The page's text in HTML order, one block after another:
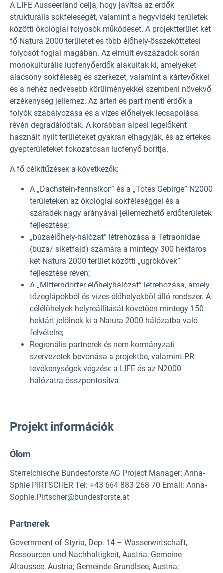
A LIFE Ausseerland célja, hogy javítsa az erdők
strukturális sokféleségét, valamint a hegyvidéki területek
közötti ökológiai folyosók működését. A projektterület két
fő Natura 2000 területet és több élőhely-összeköttetési
folyosót foglal magában. Az elmúlt évszázadok során
monokulturális lucfenyőerdők alakultak ki, amelyeket
alacsony sokféleség és szerkezet, valamint a kártevőkkel
és a nehéz nedvesebb körülményekkel szembeni növekvő
érzékenység jellemez. Az ártéri és part menti erdők a
folyók szabályozása és a vizes élőhelyek lecsapolása
révén degradálódtak. A korábban alpesi legelőként
használt nyílt területeket gyakran elhagyják, és az értékes
gyepterületeket fokozatosan lucfenyő borítja.
A fő célkitűzések a következők:
A „Dachstein-fennsíkon” és a „Totes Gebirge” N2000
területeken az ökológiai sokféleséggel és a
száradék nagy arányával jellemezhető erdőterületek
fejlesztése;
„búzaélőhely-hálózat” létrehozása a Tetraonidae
(búza/ siketfajd) számára a mintegy 300 hektáros
két Natura 2000 terület közötti „ugrókövek”
fejlesztése révén;
A „Mitterndorfer élőhelyhálózat” létrehozása, amely
tőzeglápokból és vizes élőhelyekből álló rendszer. A
célélőhelyek helyreállítását követően mintegy 150
hektárt jelölnek ki a Natura 2000 hálózatba való
felvételre;
Regionális partnerek és nem kormányzati
szervezetek bevonása a projektbe, valamint PR-
tevékenységek végzése a LIFE és az N2000
hálózatra összpontosítva.
Projekt információk
Ólom
Sterreichische Bundesforste AG Project Manager: Anna-
Sphie PIRTSCHER Tel: +43 664 883 268 70 Email: Anna-
Sophie.Pirtscher@bundesforste.at
Partnerek
Government of Styria, Dep. 14 – Wasserwirtschaft,
Ressourcen und Nachhaltigkeit, Austria; Gemeine
Altaussee, Austria; Gemeinde Grundlsee, Austria;